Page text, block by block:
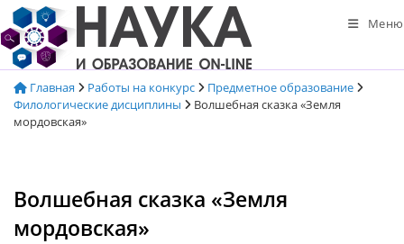
Перейти
к
содержимому
Меню
Главная Работы на конкурс
Предметное образование
Филологические дисциплины
Волшебная сказка «Земля
мордовская»
Волшебная сказка «Земля
мордовская»